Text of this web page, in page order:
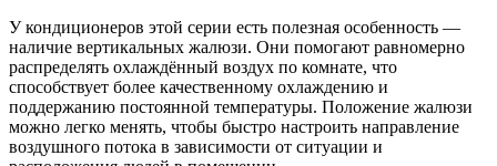
У кондиционеров этой серии есть полезная особенность —
наличие вертикальных жалюзи. Они помогают равномерно
распределять охлаждённый воздух по комнате, что
способствует более качественному охлаждению и
поддержанию постоянной температуры. Положение жалюзи
можно легко менять, чтобы быстро настроить направление
воздушного потока в зависимости от ситуации и